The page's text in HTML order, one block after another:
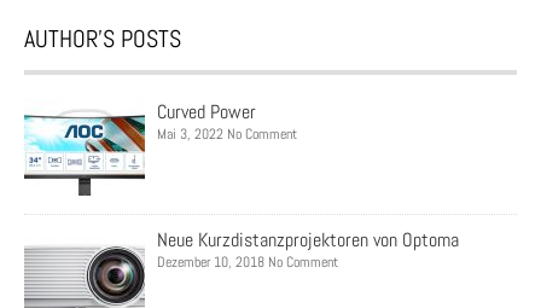
AUTHOR’S POSTS
Curved Power
Mai 3, 2022 No Comment
Neue Kurzdistanzprojektoren von Optoma
Dezember 10, 2018 No Comment